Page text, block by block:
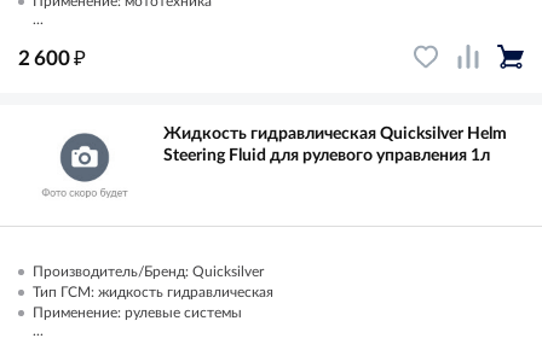
...
2 600₽
Жидкость гидравлическая Quicksilver Helm
Steering Fluid для рулевого управления 1л
Производитель/Бренд: Quicksilver
Тип ГСМ: жидкость гидравлическая
Применение: рулевые системы
...